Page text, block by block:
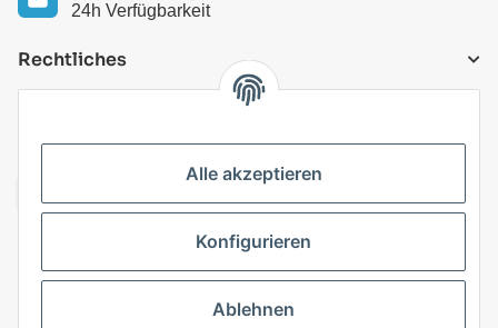
24h Verfügbarkeit
Rechtliches
Alle akzeptieren
Konfigurieren
Ablehnen